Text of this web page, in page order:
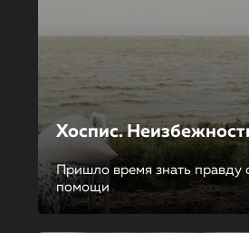
Хоспис.
Пришло время знать правду
помощи